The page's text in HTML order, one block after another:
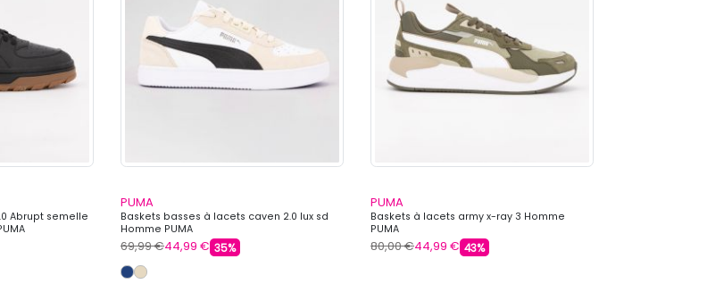
Abrupt semelle
PUMA
Baskets basses à lacets caven 2.0 lux sd
Homme PUMA
69,99 €44,99 € 35%
PUMA
Baskets à lacets army x-ray 3 Homme
PUMA
80,00 €44,99 € 43%